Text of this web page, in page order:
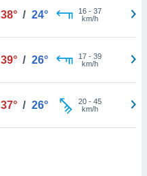
38° / 24° 16- 37
km/h
39° / 26° 17- 39
km/h
37° / 26° 20- 45
km/h